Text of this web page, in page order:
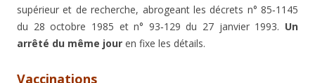
supérieur et de recherche, abrogeant les décrets n° 85‑1145
du 28 octobre 1985 et n° 93‑129 du 27 janvier 1993. Un
arrêté du même jour en fixe les détails.
Vaccinations